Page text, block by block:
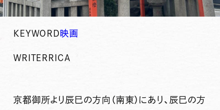
KEYWORD 映画
WRITER RICA
京都御所より辰巳の方向（南東）にあり、 辰巳の方